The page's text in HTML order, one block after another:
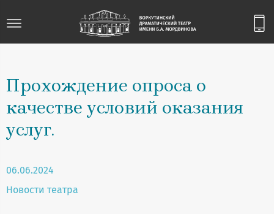
Прохождение опроса о
качестве условий оказания
услуг.
06.06.2024
Новости театра